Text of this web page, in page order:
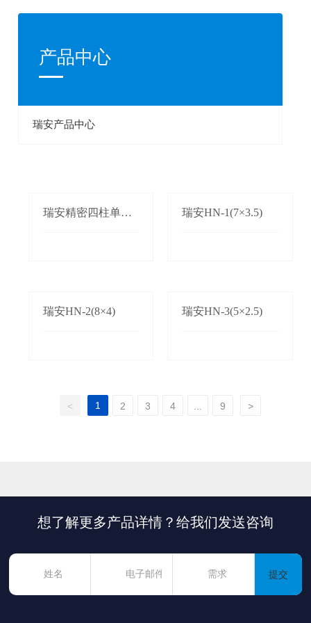
产品中心
瑞安产品中心
瑞安精密四柱单双
瑞安HN-1(7×3.5)
瑞安HN-2(8×4) 瑞安HN-3(5×2.5)
< 1 2 3 4 9 >
想了解更多产品详情？给我们发送咨询
提交